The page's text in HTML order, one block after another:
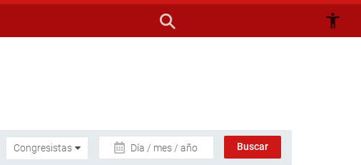
Día / mes / año